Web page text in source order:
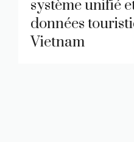
système unifié
données
Vietnam